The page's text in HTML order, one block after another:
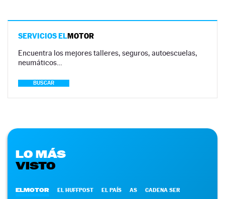
SERVICIOS ELMOTOR
Encuentra los mejores talleres, seguros, autoescuelas,
neumáticos…
BUSCAR
LO MÁS
VISTO
ELMOTOR EL HUFFPOST EL PAÍS AS CADENA SER